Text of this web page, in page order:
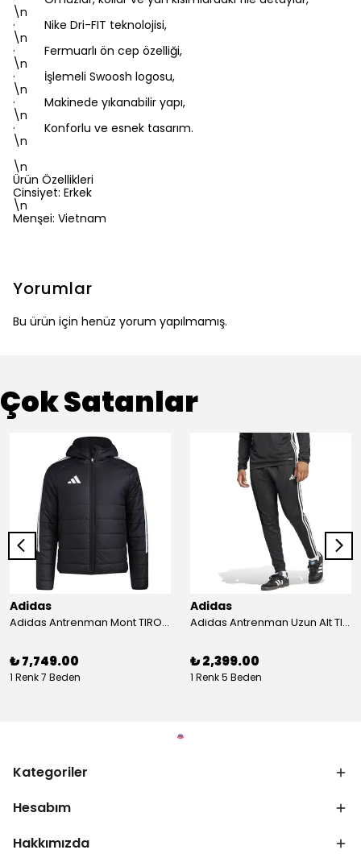
\n
· Nike Dri-FIT teknolojisi,
\n
· Fermuarlı ön cep özelliği,
\n
· İşlemeli Swoosh logosu,
\n
· Makinede yıkanabilir yapı,
\n
· Konforlu ve esnek tasarım.
\n
\n
Ürün Özellikleri
Cinsiyet: Erkek
\n
Menşei: Vietnam
Yorumlar
Bu ürün için henüz yorum yapılmamış.
Çok Satanlar
Adidas
Adidas Antrenman Mont TIRO24 WINT JKT IJ7388
₺ 7,749.00
1 Renk 7 Beden
Adidas
Adidas Antrenman Uzun Alt TIRO ES PNT JD0442
₺ 2,399.00
1 Renk 5 Beden
Kategoriler
Hesabım
Hakkımızda